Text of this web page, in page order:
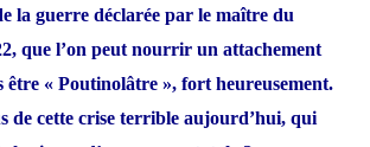
la guerre déclarée par le maître du
que l’on peut nourrir un attachement
être « Poutinolâtre », fort heureusement.
de cette crise terrible aujourd’hui, qui